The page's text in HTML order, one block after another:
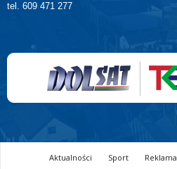
tel. 609 471 277
Aktualności Sport Reklama